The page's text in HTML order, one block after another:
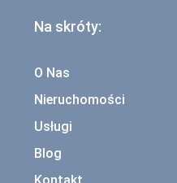
Na skróty:
O Nas
Nieruchomości
Usługi
Blog